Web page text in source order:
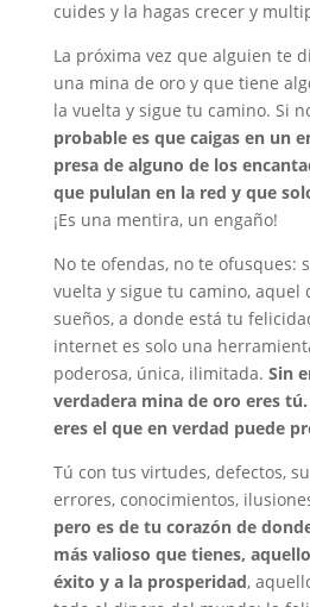
cuides y la hagas crecer y
La próxima vez que alguien te
una mina de oro y que tiene
la vuelta y sigue tu camino. Si
probable es que caigas en un
presa de alguno de los
que pululan en la red y que
¡Es una mentira, un engaño!
No te ofendas, no te ofusques:
vuelta y sigue tu camino, aquel
sueños, a donde está tu
internet es solo una
poderosa, única, ilimitada. Sin
verdadera mina de oro eres tú.
eres el que en verdad puede
Tú con tus virtudes, defectos,
errores, conocimientos,
pero es de tu corazón de
más valioso que tienes,
éxito y a la prosperidad,